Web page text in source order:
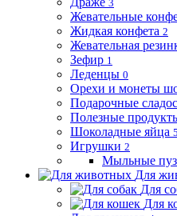
3
Жевательные
Жидкая конфета 2
Жевательная
Зефир 1
Леденцы 0
Орехи и монеты
Подарочные
Полезные
Шоколадные яйца 5
Игрушки 2
Мыльные
Для
Для
Для